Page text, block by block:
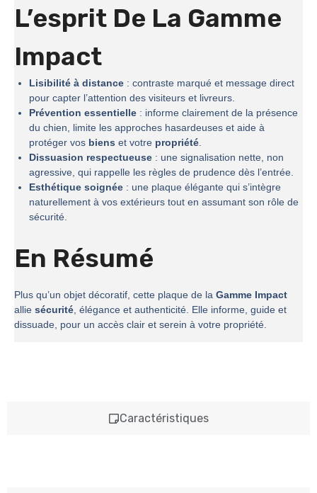
Caractéristiques
L’esprit De La Gamme
Impact
Lisibilité à distance : contraste marqué et message direct
pour capter l’attention des visiteurs et livreurs.
Prévention essentielle : informe clairement de la présence
du chien, limite les approches hasardeuses et aide à
protéger vos biens et votre propriété.
Dissuasion respectueuse : une signalisation nette, non
agressive, qui rappelle les règles de prudence dès l’entrée.
Esthétique soignée : une plaque élégante qui s’intègre
naturellement à vos extérieurs tout en assumant son rôle de
sécurité.
En Résumé
Plus qu’un objet décoratif, cette plaque de la Gamme Impact
allie sécurité, élégance et authenticité. Elle informe, guide et
dissuade, pour un accès clair et serein à votre propriété.